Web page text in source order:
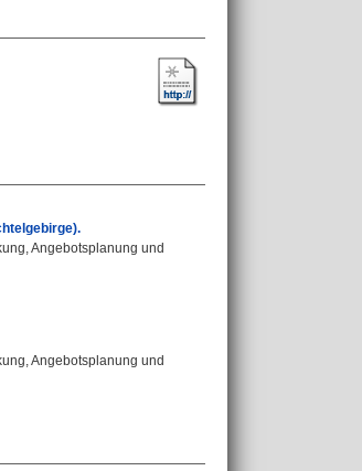
Angebotsplanung und
Angebotsplanung und